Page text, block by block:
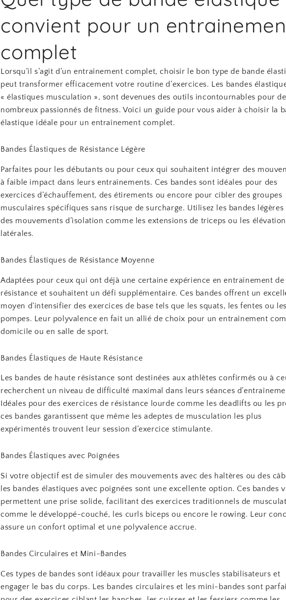
convient pour un
complet
Lorsqu’il s’agit d’un entraînement complet, choisir le bon type de bande
peut transformer efficacement votre routine d’exercices. Les bandes
« élastiques musculation », sont devenues des outils incontournables pour de
nombreux passionnés de fitness. Voici un guide pour vous aider à choisir la
élastique idéale pour un entraînement complet.
Bandes Élastiques de Résistance Légère
Parfaites pour les débutants ou pour ceux qui souhaitent intégrer des
à faible impact dans leurs entraînements. Ces bandes sont idéales pour des
exercices d’échauffement, des étirements ou encore pour cibler des groupes
musculaires spécifiques sans risque de surcharge. Utilisez les bandes
des mouvements d’isolation comme les extensions de triceps ou les
latérales.
Bandes Élastiques de Résistance Moyenne
Adaptées pour ceux qui ont déjà une certaine expérience en entraînement de
résistance et souhaitent un défi supplémentaire. Ces bandes offrent un
moyen d’intensifier des exercices de base tels que les squats, les fentes ou les
pompes. Leur polyvalence en fait un allié de choix pour un entraînement
domicile ou en salle de sport.
Bandes Élastiques de Haute Résistance
Les bandes de haute résistance sont destinées aux athlètes confirmés ou à
recherchent un niveau de difficulté maximal dans leurs séances
Idéales pour des exercices de résistance lourde comme les deadlifts ou les
ces bandes garantissent que même les adeptes de musculation les plus
expérimentés trouvent leur session d’exercice stimulante.
Bandes Élastiques avec Poignées
Si votre objectif est de simuler des mouvements avec des haltères ou des
les bandes élastiques avec poignées sont une excellente option. Ces bandes
permettent une prise solide, facilitant des exercices traditionnels de
comme le développé-couché, les curls biceps ou encore le rowing. Leur
assure un confort optimal et une polyvalence accrue.
Bandes Circulaires et Mini-Bandes
Ces types de bandes sont idéaux pour travailler les muscles stabilisateurs et
engager le bas du corps. Les bandes circulaires et les mini-bandes sont